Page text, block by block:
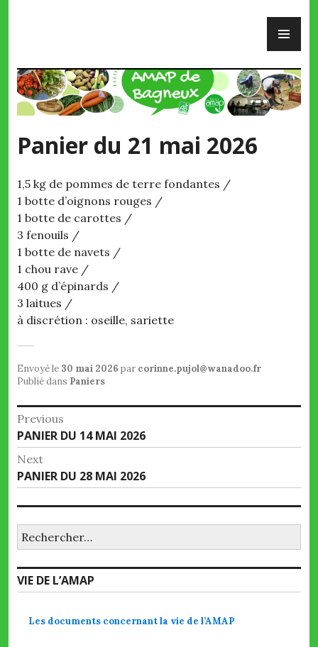
Panier du 21 mai 2026
1,5 kg de pommes de terre fondantes /
1 botte d’oignons rouges /
1 botte de carottes /
3 fenouils /
1 botte de navets /
1 chou rave /
400 g d’épinards /
3 laitues /
à discrétion : oseille, sariette
Envoyé le 30 mai 2026 par corinne.pujol@wanadoo.fr
Publié dans Paniers
Navigation
de
l’article
Previous
Previous
post:
PANIER DU 14 MAI 2026
Next
Next
post:
PANIER DU 28 MAI 2026
VIE DE L’AMAP
Les documents concernant la vie de l’AMAP